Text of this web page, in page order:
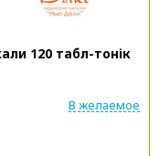
120 табл-тонік
В желаемое